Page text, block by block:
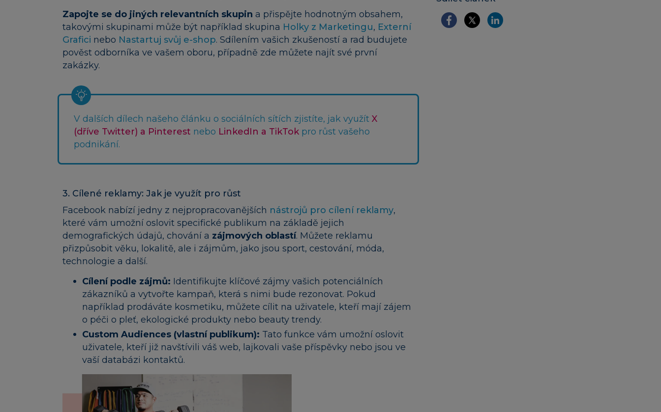
Zapojte se do jiných relevantních skupin a přispějte hodnotným obsahem,
takovými skupinami může být například skupina Holky z Marketingu, Externí
Grafici nebo Nastartuj svůj e-shop. Sdílením vašich zkušeností a rad budujete
pověst odborníka ve vašem oboru, případně zde můžete najít své první
zakázky.
V dalších dílech našeho článku o sociálních sítích zjistíte, jak využít X
(dříve Twitter) a Pinterest nebo LinkedIn a TikTok pro růst vašeho
podnikání.
3. Cílené reklamy: Jak je využít pro růst
Facebook nabízí jedny z nejpropracovanějších nástrojů pro cílení reklamy,
které vám umožní oslovit specifické publikum na základě jejich
demografických údajů, chování a zájmových oblastí. Můžete reklamu
přizpůsobit věku, lokalitě, ale i zájmům, jako jsou sport, cestování, móda,
technologie a další.
Cílení podle zájmů: Identifikujte klíčové zájmy vašich potenciálních
zákazníků a vytvořte kampaň, která s nimi bude rezonovat. Pokud
například prodáváte kosmetiku, můžete cílit na uživatele, kteří mají zájem
o péči o pleť, ekologické produkty nebo beauty trendy.
Custom Audiences (vlastní publikum): Tato funkce vám umožní oslovit
uživatele, kteří již navštívili váš web, lajkovali vaše příspěvky nebo jsou ve
vaší databázi kontaktů.